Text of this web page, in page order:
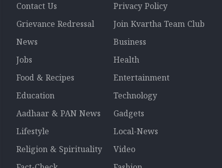
Contact Us
Privacy Policy
Grievance Redressal
Join Kvartha Team Club
News
Business
Jobs
Health
Food & Recipes
Entertainment
Education
Technology
Aadhaar & PAN News
Gadgets
Lifestyle
Local-News
Religion & Spirituality
Video